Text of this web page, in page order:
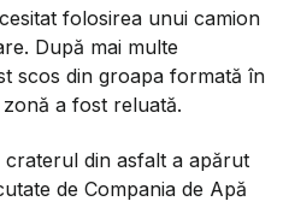
folosirea unui camion
După mai multe
scos din groapa formată în
a fost reluată.
din asfalt a apărut
de Compania de Apă